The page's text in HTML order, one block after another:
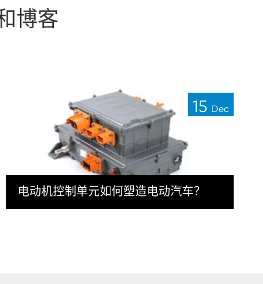
博客
15 Dec
电动机控制单元如何塑造电动汽车？